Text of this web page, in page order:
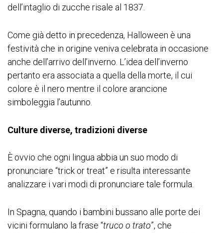
dell’intaglio di zucche risale al 1837.
Come già detto in precedenza, Halloween è una
festività che in origine veniva celebrata in occasione
anche dell’arrivo dell’inverno. L’idea dell’inverno
pertanto era associata a quella della morte, il cui
colore è il nero mentre il colore arancione
simboleggia l’autunno.
Culture diverse, tradizioni diverse
È ovvio che ogni lingua abbia un suo modo di
pronunciare “trick or treat” e risulta interessante
analizzare i vari modi di pronunciare tale formula.
In Spagna, quando i bambini bussano alle porte dei
vicini formulano la frase “truco o trato”, che